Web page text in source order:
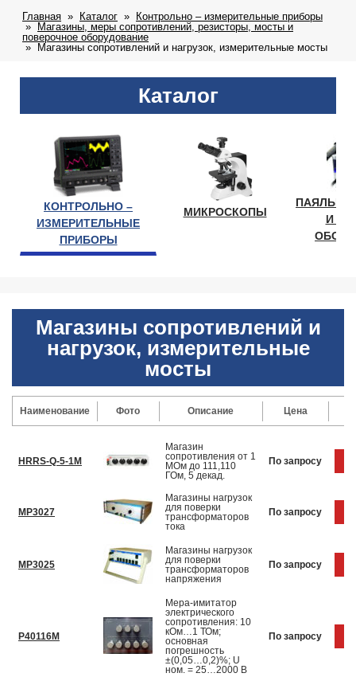
Главная Каталог
Контрольно – измерительные приборы
Магазины, меры сопротивлений, резисторы, мосты и
поверочное оборудование
Магазины сопротивлений и нагрузок, измерительные мосты
Каталог
КОНТРОЛЬНО –
ИЗМЕРИТЕЛЬНЫЕ
ПРИБОРЫ
МИКРОСКОПЫ
И
Магазины сопротивлений и
нагрузок, измерительные
мосты
Наименование Фото Описание Цена
HRRS-Q-5-1M
Магазин
сопротивления от 1
МОм до 111,110
ГОм, 5 декад.
По запросу
МР3027
Магазины нагрузок
для поверки
трансформаторов
тока
По запросу
МР3025
Магазины нагрузок
для поверки
трансформаторов
напряжения
По запросу
Р40116М
Мера-имитатор
электрического
сопротивления: 10
кОм…1 ТОм;
основная
погрешность
±(0,05…0,2)%; U
ном. = 25…2000 В
По запросу